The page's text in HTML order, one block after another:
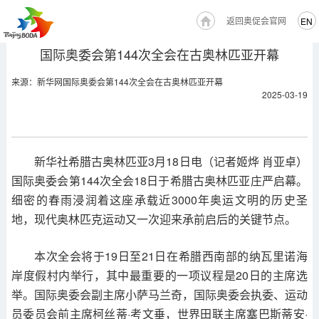
EN
返回奥促会官网
国际奥委会第144次全会在古奥林匹亚开幕
来源：新华网国际奥委会第144次全会在古奥林匹亚开幕
2025-03-19
新华社希腊古奥林匹亚3月18日电（记者姬烨 肖亚卓）
国际奥委会第144次全会18日于希腊古奥林匹亚庄严启幕。
细密的春雨浸润着这座承载近3000年奥运文明的历史圣
地，现代奥林匹克运动又一次迎来承前启后的关键节点。
本次全会将于19日至21日在希腊西南部的纳瓦里诺海
岸度假村内举行，其中最重要的一项议程是20日的主席选
举。国际奥委会副主席小萨马兰奇，国际奥委会执委、运动
员委员会前主席柯丝蒂·考文垂，世界田联主席塞巴斯蒂安·